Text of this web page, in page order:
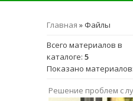
Главная » Файлы
Всего материалов в
каталоге: 5
Показано материалов
Решение проблем с